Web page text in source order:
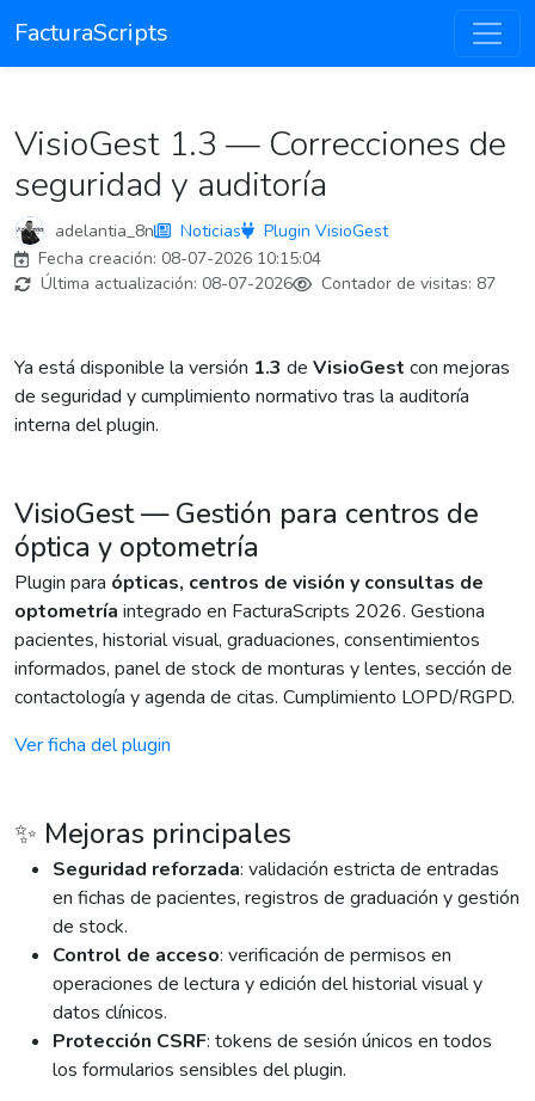
FacturaScripts
VisioGest 1.3 — Correcciones de
seguridad y auditoría
adelantia_8n Noticias
Plugin VisioGest
Fecha creación: 08-07-2026 10:15:04
Última actualización: 08-07-2026 Contador de visitas: 87
Ya está disponible la versión 1.3 de VisioGest con mejoras
de seguridad y cumplimiento normativo tras la auditoría
interna del plugin.
VisioGest — Gestión para centros de
óptica y optometría
Plugin para ópticas, centros de visión y consultas de
optometría integrado en FacturaScripts 2026. Gestiona
pacientes, historial visual, graduaciones, consentimientos
informados, panel de stock de monturas y lentes, sección de
contactología y agenda de citas. Cumplimiento LOPD/RGPD.
Ver ficha del plugin
✨ Mejoras principales
Seguridad reforzada: validación estricta de entradas
en fichas de pacientes, registros de graduación y gestión
de stock.
Control de acceso: verificación de permisos en
operaciones de lectura y edición del historial visual y
datos clínicos.
Protección CSRF: tokens de sesión únicos en todos
los formularios sensibles del plugin.